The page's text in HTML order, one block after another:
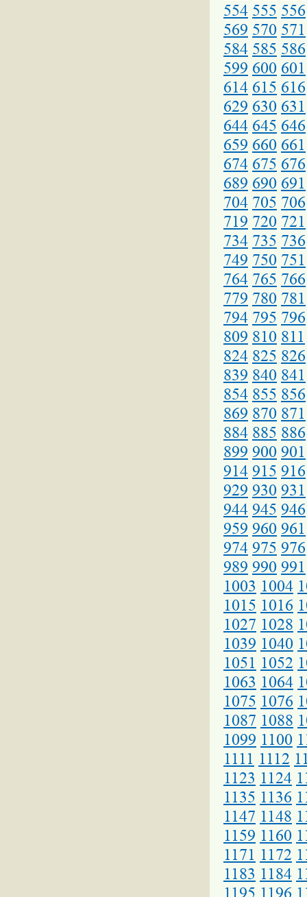
554 555 556
569 570 571
584 585 586
599 600 601
614 615 616
629 630 631
644 645 646
659 660 661
674 675 676
689 690 691
704 705 706
719 720 721
734 735 736
749 750 751
764 765 766
779 780 781
794 795 796
809 810 811
824 825 826
839 840 841
854 855 856
869 870 871
884 885 886
899 900 901
914 915 916
929 930 931
944 945 946
959 960 961
974 975 976
989 990 991
1003 1004
1015 1016
1027 1028
1039 1040
1051 1052
1063 1064
1075 1076
1087 1088
1099 1100
1111 1112
1123 1124
1135 1136
1147 1148
1159 1160
1171 1172
1183 1184